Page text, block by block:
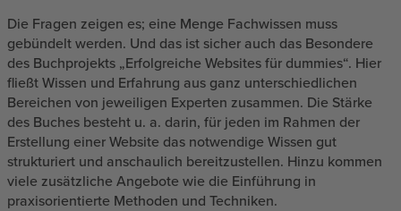
Die Fragen zeigen es; eine Menge Fachwissen muss
gebündelt werden. Und das ist sicher auch das Besondere
des Buchprojekts „Erfolgreiche Websites für dummies“. Hier
fließt Wissen und Erfahrung aus ganz unterschiedlichen
Bereichen von jeweiligen Experten zusammen. Die Stärke
des Buches besteht u. a. darin, für jeden im Rahmen der
Erstellung einer Website das notwendige Wissen gut
strukturiert und anschaulich bereitzustellen. Hinzu kommen
viele zusätzliche Angebote wie die Einführung in
praxisorientierte Methoden und Techniken.